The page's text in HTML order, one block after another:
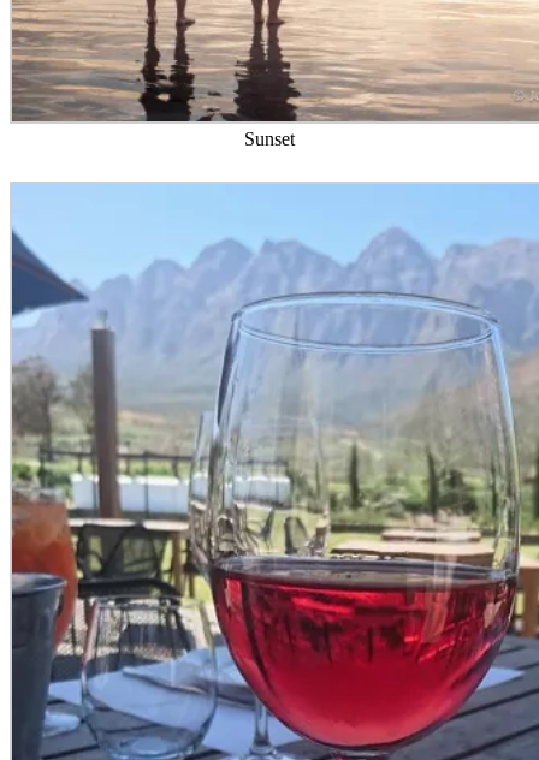
Sunset